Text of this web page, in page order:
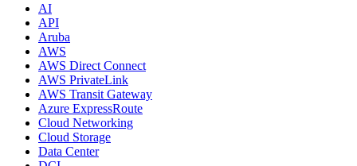
AI
API
Aruba
AWS
AWS Direct Connect
AWS PrivateLink
AWS Transit Gateway
Azure ExpressRoute
Cloud Networking
Cloud Storage
Data Center